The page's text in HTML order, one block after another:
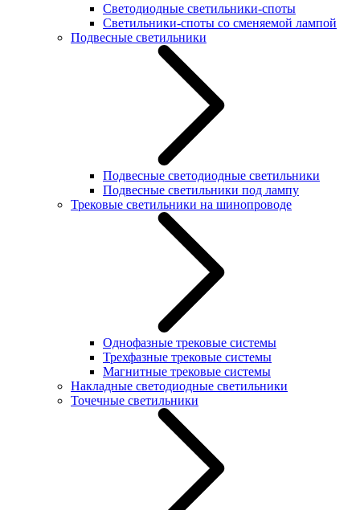
Светодиодные светильники-споты
Светильники-споты со сменяемой лампой
Подвесные светильники
Подвесные светодиодные светильники
Подвесные светильники под лампу
Трековые светильники на шинопроводе
Однофазные трековые системы
Трехфазные трековые системы
Магнитные трековые системы
Накладные светодиодные светильники
Точечные светильники